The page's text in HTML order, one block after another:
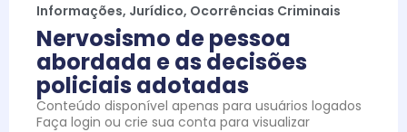
Informações, Jurídico, Ocorrências Criminais
Nervosismo de pessoa
abordada e as decisões
policiais adotadas
Conteúdo disponível apenas para usuários logados
Faça login ou crie sua conta para visualizar